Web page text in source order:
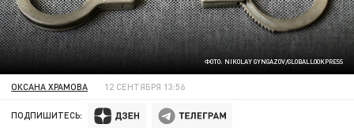
ФОТО: NIKOLAY GYNGAZOV/GLOBALLOOKPRESS
ОКСАНА ХРАМОВА 12 СЕНТЯБРЯ 13:56
ПОДПИШИТЕСЬ: